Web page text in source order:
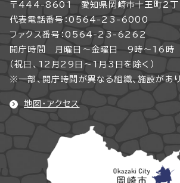
〒444-8601 愛知県岡崎市十王町2丁
代表電話番号：0564-23-6000
ファクス番号：0564-23-6262
開庁時間 月曜日～金曜日 9時～16時
（祝日、12月29日～1月3日を除く）
※一部、開庁時間が異なる組織、施設があり
地図・アクセス